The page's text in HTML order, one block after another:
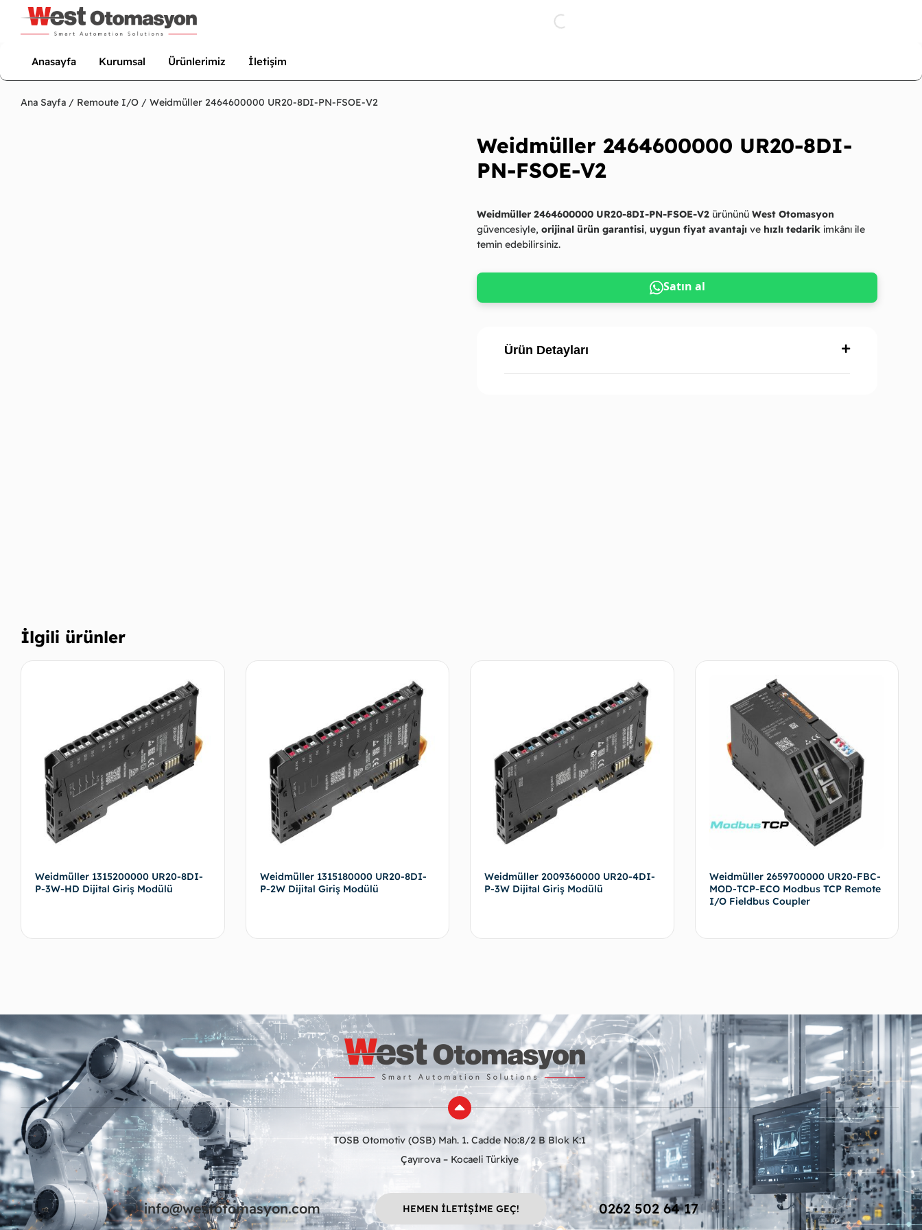
Anasayfa Kurumsal Ürünlerimiz İletişim
Ana Sayfa / Remoute I/O / Weidmüller 2464600000 UR20-8DI-PN-FSOE-V2
Weidmüller 2464600000 UR20-8DI-
PN-FSOE-V2
Weidmüller 2464600000 UR20-8DI-PN-FSOE-V2 ürününüWest Otomasyon
güvencesiyle,orijinal ürün garantisi, uygun fiyat avantajı ve hızlı tedarik imkânı ile
temin edebilirsiniz.
Satın al
Ürün Detayları
İlgili ürünler
Weidmüller 1315200000 UR20-8DI-
P-3W-HD Dijital Giriş Modülü
Weidmüller 1315180000 UR20-8DI-
P-2W Dijital Giriş Modülü
Weidmüller 2009360000 UR20-4DI-
P-3W Dijital Giriş Modülü
Weidmüller 2659700000 UR20-FBC-
MOD-TCP-ECO Modbus TCP Remote
I/O Fieldbus Coupler
TOSB Otomotiv (OSB) Mah. 1. Cadde No:8/2 B Blok K:1
Çayırova – Kocaeli Türkiye
info@westotomasyon.com HEMEN İLETİŞİME GEÇ! 0262 502 64 17